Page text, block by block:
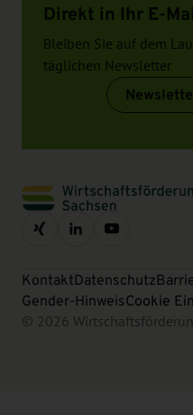
Direkt in Ihr E-
Bleiben Sie auf dem
täglichen Newsletter
KontaktDatenschutz
Gender-HinweisCookie
© 2026